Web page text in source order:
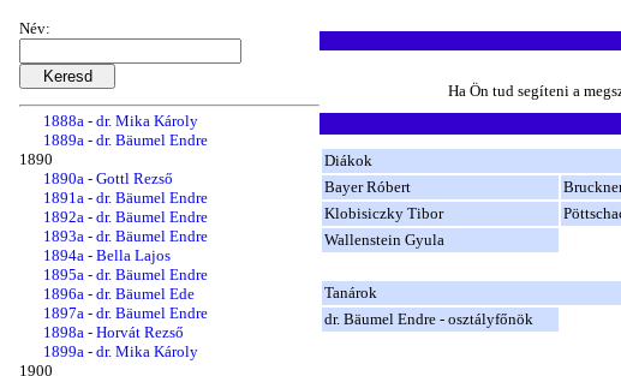
Név:1883a - Gottl Rezső
1884a - Ujvári Béla
1885a - Hahnenkamp Rezső
1886a - Gottl Rezső
1887a - Ujvári Béla
1888a - dr. Mika Károly
1889a - dr. Bäumel Endre
1890
1890a - Gottl Rezső
1891a - dr. Bäumel Endre
1892a - dr. Bäumel Endre
1893a - dr. Bäumel Endre
1894a - Bella Lajos
1895a - dr. Bäumel Endre
1896a - dr. Bäumel Ede
1897a - dr. Bäumel Endre
1898a - Horvát Rezső
1899a - dr. Mika Károly
1900
Ha Ön tud segíteni a
Diákok
Bayer Róbert
Klobisiczky Tibor
Wallenstein Gyula
Tanárok
dr. Bäumel Endre - osztályfőnök